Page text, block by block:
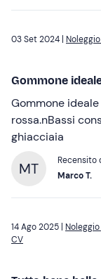
03 Set 2024 |
Gommone
Gommone
rossa.nBassi
ghiacciaia
MT
Recensito
Marco T.
14 Ago 2025 |
CV